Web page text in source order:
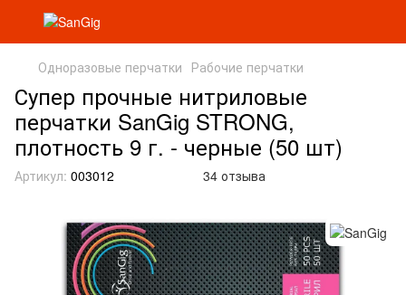
Одноразовые перчатки Рабочие перчатки
Супер прочные нитриловые
перчатки SanGig STRONG,
плотность 9 г. - черные (50 шт)
Артикул: 003012 34 отзыва